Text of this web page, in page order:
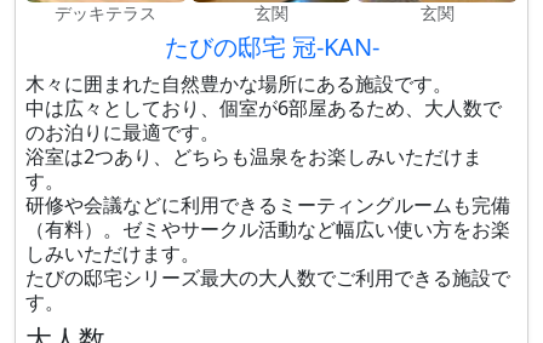
デッキテラス 玄関 玄関
たびの邸宅 冠-KAN-
木々に囲まれた自然豊かな場所にある施設です。
中は広々としており、個室が6部屋あるため、大人数で
のお泊りに最適です。
浴室は2つあり、どちらも温泉をお楽しみいただけま
す。
研修や会議などに利用できるミーティングルームも完備
（有料）。ゼミやサークル活動など幅広い使い方をお楽
しみいただけます。
たびの邸宅シリーズ最大の大人数でご利用できる施設で
す。